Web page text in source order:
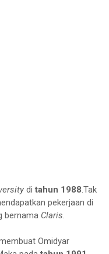
di tahun 1988 .Tak
pekerjaan di
bernama Claris
Omidyar